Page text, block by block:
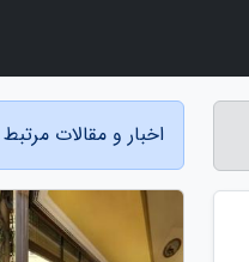
اخبار و مقالات مرتبط